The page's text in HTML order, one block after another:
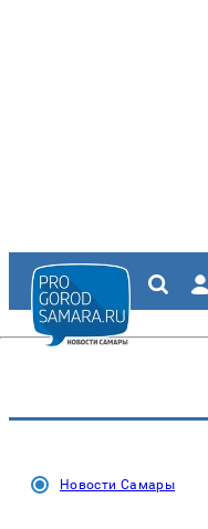
Новости Самары